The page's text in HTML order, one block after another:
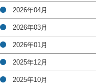
2026年04月
2026年03月
2026年01月
2025年12月
2025年10月